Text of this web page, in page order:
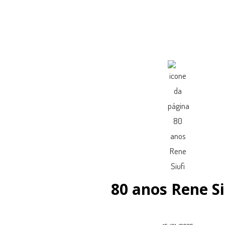
80 anos Rene